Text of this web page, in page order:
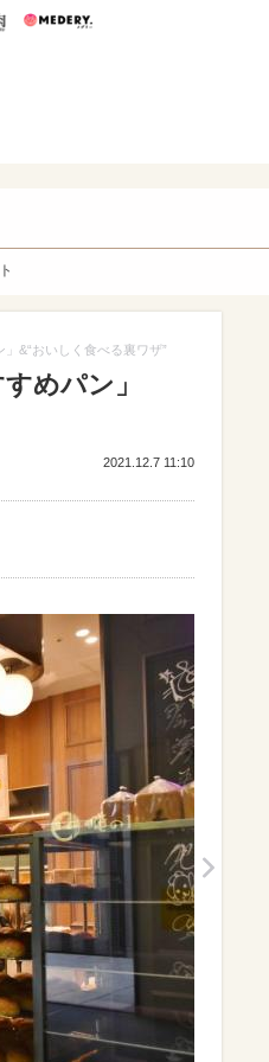
うまい肉
&“おいしく食べる裏ワザ”
めパン」
2021.12.7 11:10